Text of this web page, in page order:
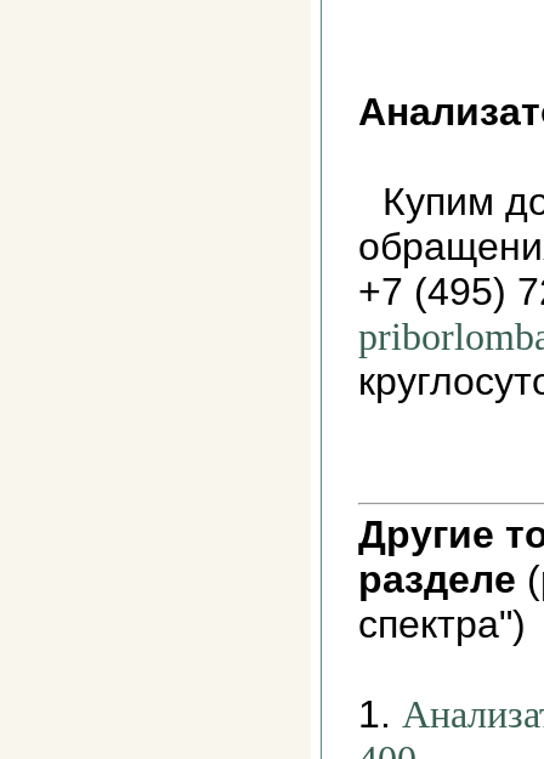
Купим
+7 (495)
Другие
разделе
спектра")
1.